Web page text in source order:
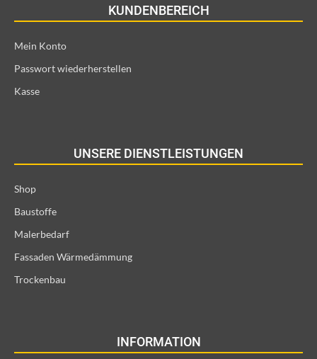
KUNDENBEREICH
Mein Konto
Passwort wiederherstellen
Kasse
UNSERE DIENSTLEISTUNGEN
Shop
Baustoffe
Malerbedarf
Fassaden Wärmedämmung
Trockenbau
INFORMATION